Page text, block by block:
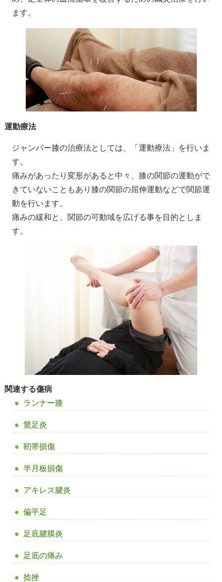
ます。
運動療法
ジャンパー膝の治療法としては、「運動療法」を行いま
す。
痛みがあったり変形があると中々、膝の関節の運動がで
きていないこともあり膝の関節の屈伸運動などで関節運
動を行います。
痛みの緩和と、関節の可動域を広げる事を目的としま
す。
関連する傷病
ランナー膝
鵞足炎
靭帯損傷
半月板損傷
アキレス腱炎
偏平足
足底腱膜炎
足底の痛み
捻挫